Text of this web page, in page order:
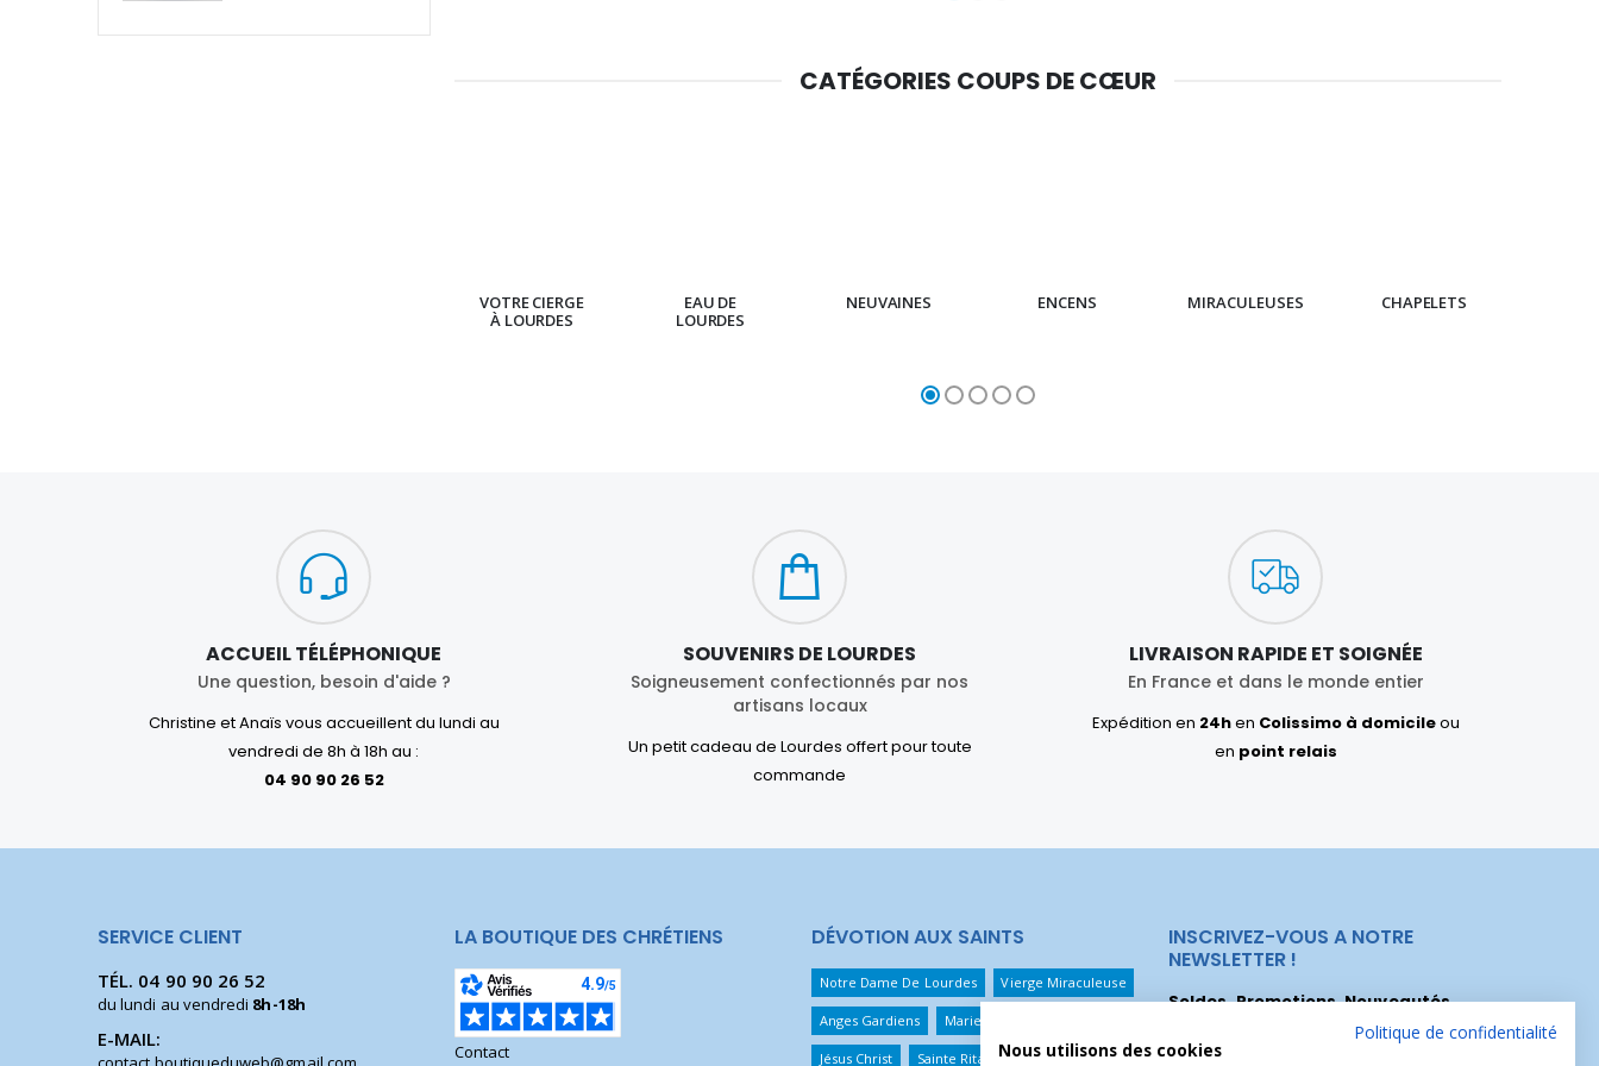
CATÉGORIES COUPS DE CŒUR
VOTRE CIERGE
À LOURDES
EAU DE
LOURDES
NEUVAINES ENCENS MIRACULEUSES CHAPELETS
ACCUEIL TÉLÉPHONIQUE
Une question, besoin d'aide ?
Christine et Anaïs vous accueillent du lundi au
vendredi de 8h à 18h au :
04 90 90 26 52
SOUVENIRS DE LOURDES
Soigneusement confectionnés par nos
artisans locaux
Un petit cadeau de Lourdes offert pour toute
commande
LIVRAISON RAPIDE ET SOIGNÉE
En France et dans le monde entier
Expédition en 24hen Colissimo à domicileou
en point relais
SERVICE CLIENT
TÉL. 04 90 90 26 52
du lundi au vendredi 8h-18h
E-MAIL:
LA BOUTIQUE DES CHRÉTIENS
Contact
DÉVOTION AUX SAINTS
Notre Dame De Lourdes Vierge Miraculeuse
Anges Gardiens Marie Qui Défait Les Noeuds
Jésus Christ Sainte Rita Sainte Thérèse
INSCRIVEZ-VOUS A NOTRE
NEWSLETTER !
Soldes, Promotions, Nouveautés...
Inscrivez-vous maintenant pour recevoir
nos meilleures offres.
Politique de confidentialité
Nous utilisons des cookies